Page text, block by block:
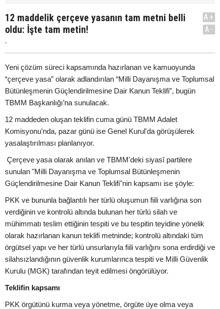
12 maddelik çerçeve yasanın tam metni belli
oldu: İşte tam metin!
.
A+
A-
Yeni çözüm süreci kapsamında hazırlanan ve kamuoyunda
“çerçeve yasa” olarak adlandırılan “Milli Dayanışma ve Toplumsal
Bütünleşmenin Güçlendirilmesine Dair Kanun Teklifi”, bugün
TBMM Başkanlığı’na sunulacak.
12 maddeden oluşan teklifin cuma günü TBMM Adalet
Komisyonu'nda, pazar günü ise Genel Kurul'da görüşülerek
yasalaştırılması planlanıyor.
Çerçeve yasa olarak anılan ve TBMM'deki siyasî partilere
sunulan "Milli Dayanışma ve Toplumsal Bütünleşmenin
Güçlendirilmesine Dair Kanun Teklifi"nin kapsamı ise şöyle:
PKK ve bununla bağlantılı her türlü oluşumun fiili varlığına son
verdiğinin ve kontrolü altında bulunan her türlü silah ve
mühimmatı teslim ettiğinin tespiti ve bu tespitin teyidine yönelik
olarak hazırlanan kanun teklifi metninde; kontrolü altındaki tüm
örgütsel yapı ve her türlü unsurlarıyla fiili varlığını sona erdirdiği ve
silahsızlandığının güvenlik kurumlarınca tespiti ve Milli Güvenlik
Kurulu (MGK) tarafından teyit edilmesi öngörülüyor.
Teklifin kapsamı
PKK örgütünü kurma veya yönetme, örgüte üye olma veya